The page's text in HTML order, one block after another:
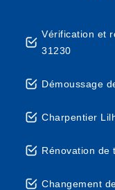
Vérification et
31230
Démoussage
Charpentier
Rénovation de
Changement